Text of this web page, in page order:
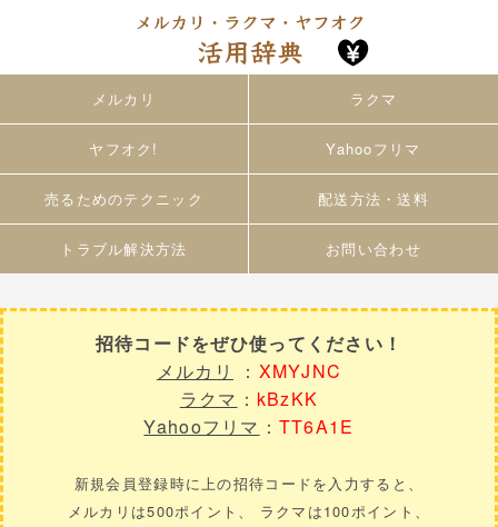
メルカリ ラクマ
ヤフオク! Yahooフリマ
売るためのテクニック 配送方法・送料
トラブル解決方法 お問い合わせ
招待コードをぜひ使ってください！
メルカリ
： XMYJNC
ラクマ ： kBzKK
Yahooフリマ ： TT6A1E
新規会員登録時に上の招待コードを入力すると、
メルカリは500ポイント、 ラクマは100ポイント、